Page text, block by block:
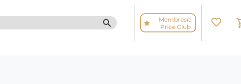
SEARCH BUTTON
Membresía
Price Club